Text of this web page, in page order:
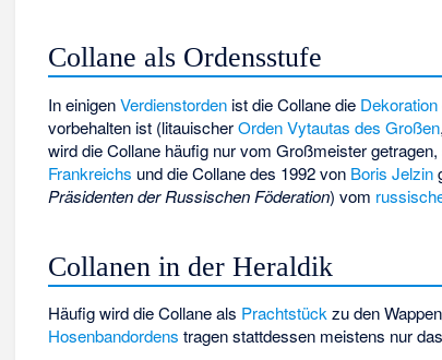
Collane als Ordensstufe
In einigenVerdienstorden ist die Collane die Dekoration
vorbehalten ist (litauischerOrden Vytautas des Großen
wird die Collane häufig nur vomGroßmeister
Frankreichs und die Collane des 1992 von Boris Jelzin
Präsidenten der Russischen Föderation) vom
Collanen in der Heraldik
Häufig wird die Collane als Prachtstückzu den
Hosenbandordens tragen stattdessen meistens nur